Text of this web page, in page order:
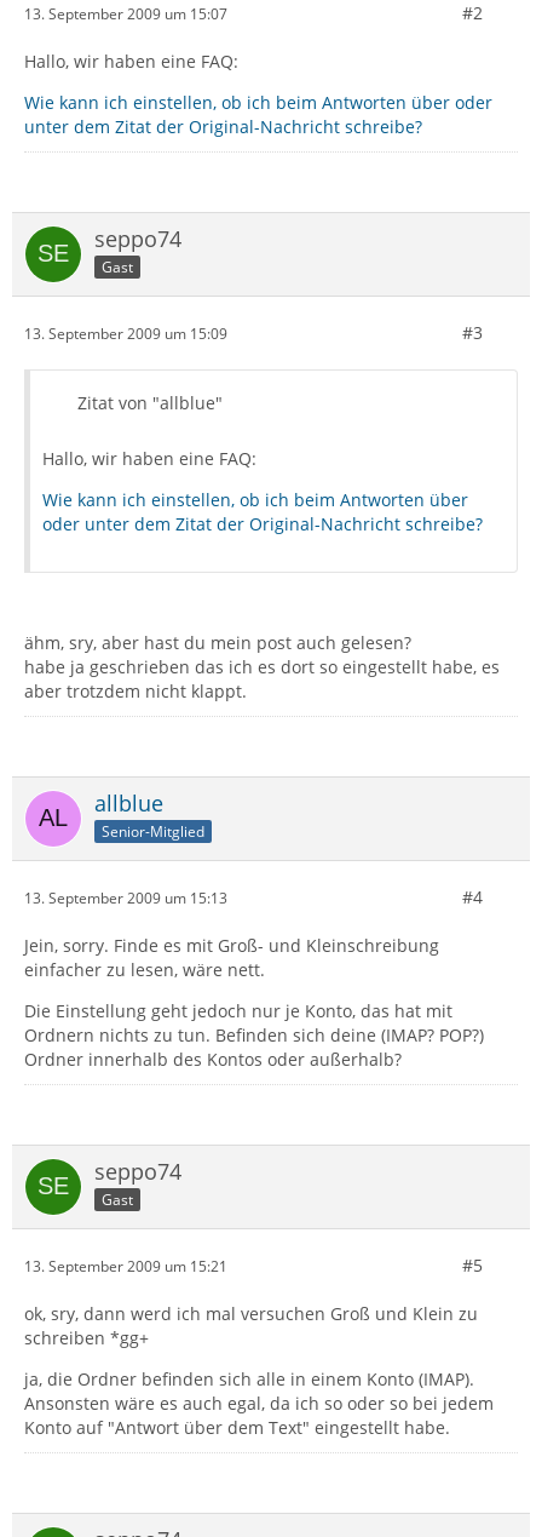
13. September 2009 um 15:07 #2
Hallo, wir haben eine FAQ:
Wie kann ich einstellen, ob ich beim Antworten über oder
unter dem Zitat der Original-Nachricht schreibe?
seppo74
Gast
13. September 2009 um 15:09 #3
Zitat von "allblue"
Hallo, wir haben eine FAQ:
Wie kann ich einstellen, ob ich beim Antworten über
oder unter dem Zitat der Original-Nachricht schreibe?
ähm, sry, aber hast du mein post auch gelesen?
habe ja geschrieben das ich es dort so eingestellt habe, es
aber trotzdem nicht klappt.
allblue
Senior-Mitglied
13. September 2009 um 15:13 #4
Jein, sorry. Finde es mit Groß- und Kleinschreibung
einfacher zu lesen, wäre nett.
Die Einstellung geht jedoch nur je Konto, das hat mit
Ordnern nichts zu tun. Befinden sich deine (IMAP? POP?)
Ordner innerhalb des Kontos oder außerhalb?
seppo74
Gast
13. September 2009 um 15:21 #5
ok, sry, dann werd ich mal versuchen Groß und Klein zu
schreiben *gg+
ja, die Ordner befinden sich alle in einem Konto (IMAP).
Ansonsten wäre es auch egal, da ich so oder so bei jedem
Konto auf "Antwort über dem Text" eingestellt habe.